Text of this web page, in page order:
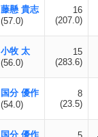
藤懸 貴志
(57.0)
16
(207.0)
小牧 太
(56.0)
15
(283.6)
国分 優作
(54.0)
8
(23.5)
国分 優作